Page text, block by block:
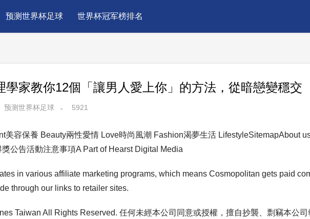
预测世界杯足球 世界杯冠军榜排名
學家教你12個「讓男人愛上你」的方法，從暗戀變穩交
预测世界杯足球 5921
美容保養 Beauty兩性愛情 Love時尚風潮 Fashion渴夢生活 LifestyleSitemapAbout
公告活動注意事項A Part of Hearst Digital Media
in various affiliate marketing programs, which means Cosmopolitan gets paid
through our links to retailer sites.
Taiwan All Rights Reserved. 任何未經本公司同意或授權，擅自抄襲、剽竊本公司